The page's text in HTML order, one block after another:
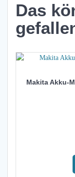
Das
Makita Akku-